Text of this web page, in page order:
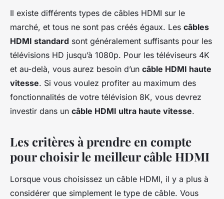
Il existe différents types de câbles HDMI sur le
marché, et tous ne sont pas créés égaux. Les câbles
HDMI standard sont généralement suffisants pour les
télévisions HD jusqu’à 1080p. Pour les téléviseurs 4K
et au-delà, vous aurez besoin d’un câble HDMI haute
vitesse. Si vous voulez profiter au maximum des
fonctionnalités de votre télévision 8K, vous devrez
investir dans un câble HDMI ultra haute vitesse.
Les critères à prendre en compte
pour choisir le meilleur câble HDMI
Lorsque vous choisissez un câble HDMI, il y a plus à
considérer que simplement le type de câble. Vous